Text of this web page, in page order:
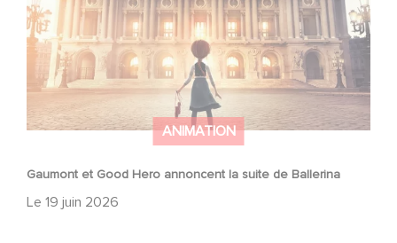
ANIMATION
Gaumont et Good Hero annoncent la suite de Ballerina
Le 19 juin 2026